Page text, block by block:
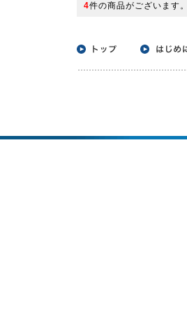
4件の商品がございます。